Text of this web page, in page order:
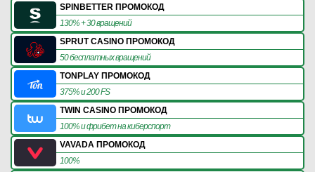
SPINBETTER ПРОМОКОД
130% + 30 вращений
SPRUT CASINO ПРОМОКОД
50 бесплатных вращений
TONPLAY ПРОМОКОД
375% и 200 FS
TWIN CASINO ПРОМОКОД
100% и фрибет на киберспорт
VAVADA ПРОМОКОД
100%